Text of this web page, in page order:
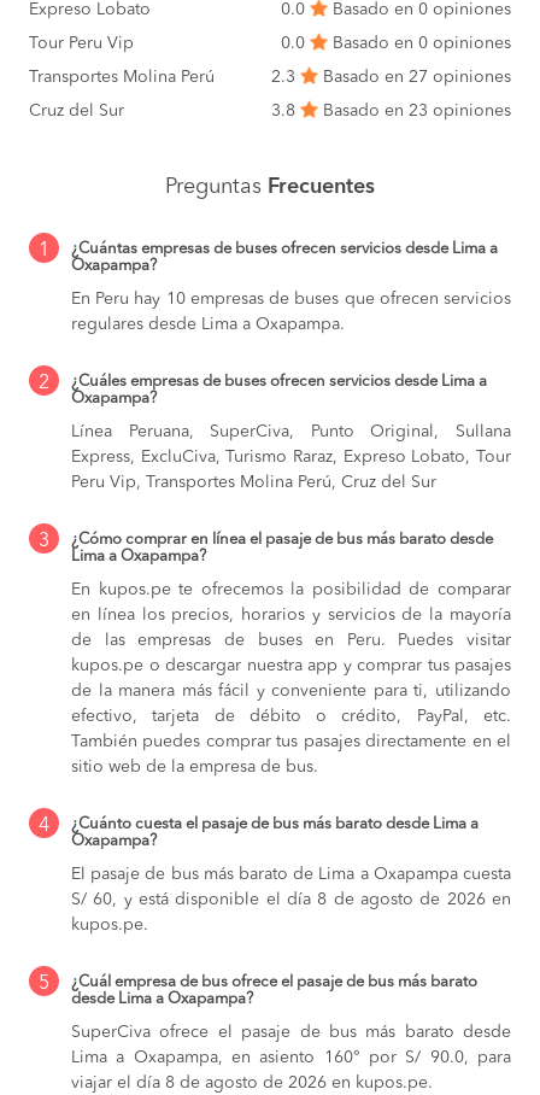
Expreso Lobato
0.0
Basado en 0 opiniones
Tour Peru Vip
0.0
Basado en 0 opiniones
Transportes Molina Perú
2.3
Basado en 27 opiniones
Cruz del Sur
3.8 Basado en 23 opiniones
Preguntas Frecuentes
1
¿Cuántas empresas de buses ofrecen servicios desde Lima a
Oxapampa?
En Peru hay 10 empresas de buses que ofrecen servicios
regulares desde Lima a Oxapampa.
2
¿Cuáles empresas de buses ofrecen servicios desde Lima a
Oxapampa?
Línea Peruana, SuperCiva, Punto Original, Sullana
Express, ExcluCiva, Turismo Raraz, Expreso Lobato, Tour
Peru Vip, Transportes Molina Perú, Cruz del Sur
3
¿Cómo comprar en línea el pasaje de bus más barato desde
Lima a Oxapampa?
En kupos.pe te ofrecemos la posibilidad de comparar
en línea los precios, horarios y servicios de la mayoría
de las empresas de buses en Peru. Puedes visitar
kupos.pe o descargar nuestra app y comprar tus pasajes
de la manera más fácil y conveniente para ti, utilizando
efectivo, tarjeta de débito o crédito, PayPal, etc.
También puedes comprar tus pasajes directamente en el
sitio web de la empresa de bus.
4
¿Cuánto cuesta el pasaje de bus más barato desde Lima a
Oxapampa?
El pasaje de bus más barato de Lima a Oxapampa cuesta
S/ 60, y está disponible el día 8 de agosto de 2026 en
kupos.pe.
5
¿Cuál empresa de bus ofrece el pasaje de bus más barato
desde Lima a Oxapampa?
SuperCiva ofrece el pasaje de bus más barato desde
Lima a Oxapampa, en asiento 160° por S/ 90.0, para
viajar el día 8 de agosto de 2026 en kupos.pe.